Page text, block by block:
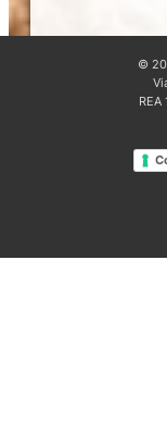
©